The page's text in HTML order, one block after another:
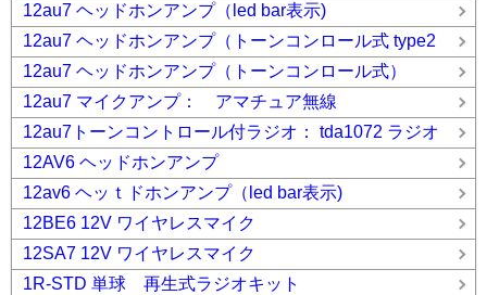
12au7 ヘッドホンアンプ（led bar表示)
12au7 ヘッドホンアンプ（トーンコンロール式 type2
12au7 ヘッドホンアンプ（トーンコンロール式）
12au7 マイクアンプ： アマチュア無線
12au7トーンコントロール付ラジオ： tda1072 ラジオ
12AV6 ヘッドホンアンプ
12av6 ヘッｔドホンアンプ（led bar表示)
12BE6 12V ワイヤレスマイク
12SA7 12V ワイヤレスマイク
1R-STD 単球 再生式ラジオキット